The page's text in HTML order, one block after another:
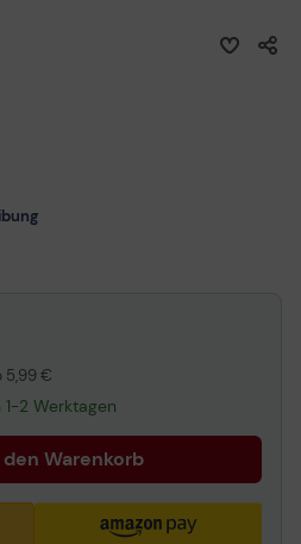
5,99 €
1-2 Werktagen
den Warenkorb